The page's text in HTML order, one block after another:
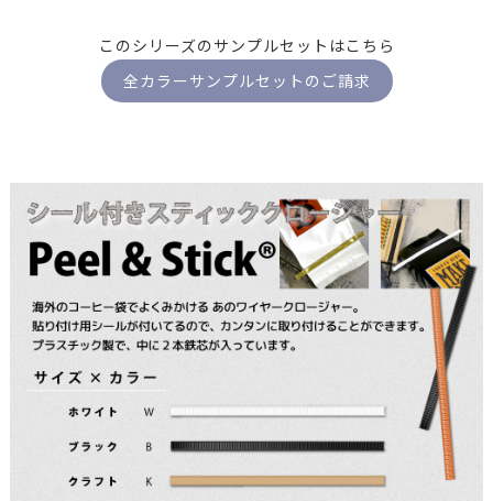
このシリーズのサンプルセットはこちら
全カラーサンプルセットのご請求